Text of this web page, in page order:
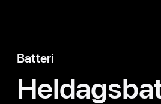
Batteri